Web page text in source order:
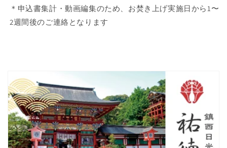
＊申込書集計・動画編集のため、お焚き上げ実施日から1〜
2週間後のご連絡となります